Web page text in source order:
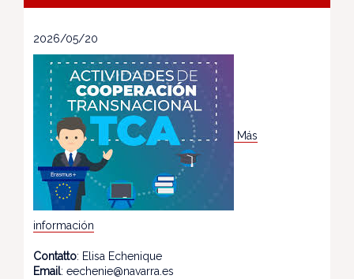
2026/05/20
Más
información
Contatto: Elisa Echenique
Email: eechenie@navarra.es